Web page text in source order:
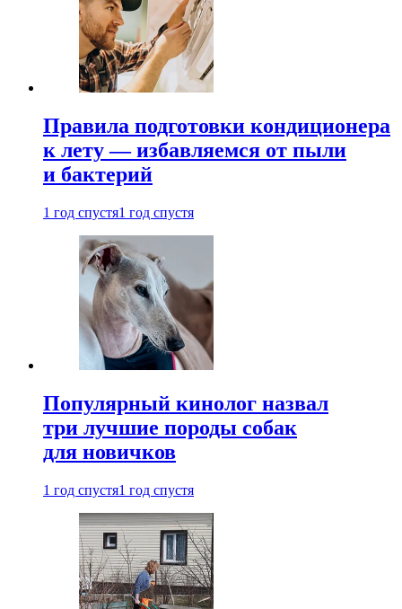
Правила подготовки кондиционера
к лету — избавляемся от пыли
и бактерий
1 год спустя1 год спустя
Популярный кинолог назвал
три лучшие породы собак
для новичков
1 год спустя1 год спустя